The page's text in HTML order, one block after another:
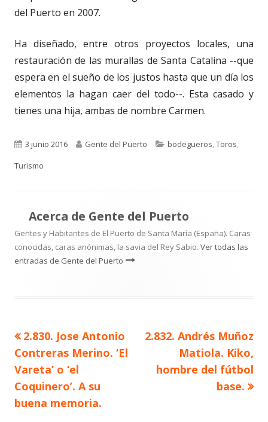
del Puerto en 2007.
Ha diseñado, entre otros proyectos locales, una
restauración de las murallas de Santa Catalina --que
espera en el sueño de los justos hasta que un día los
elementos la hagan caer del todo--. Esta casado y
tienes una hija, ambas de nombre Carmen.
Publicado
el
3 junio 2016 Autor
Gente del Puerto Categorías
bodegueros,Toros,
Turismo
Acerca de Gente del Puerto
Gentes y Habitantes de El Puerto de Santa María (España). Caras
conocidas, caras anónimas, la savia del Rey Sabio. Ver todas las
entradas de Gente del Puerto
Navegación
de
entradas
Artículo
anterior
2.830. Jose Antonio
Contreras Merino. ‘El
Vareta’ o ‘el
Coquinero’. A su
buena memoria.
Artículo
siguiente
2.832. Andrés Muñoz
Matiola. Kiko,
hombre del fútbol
base.